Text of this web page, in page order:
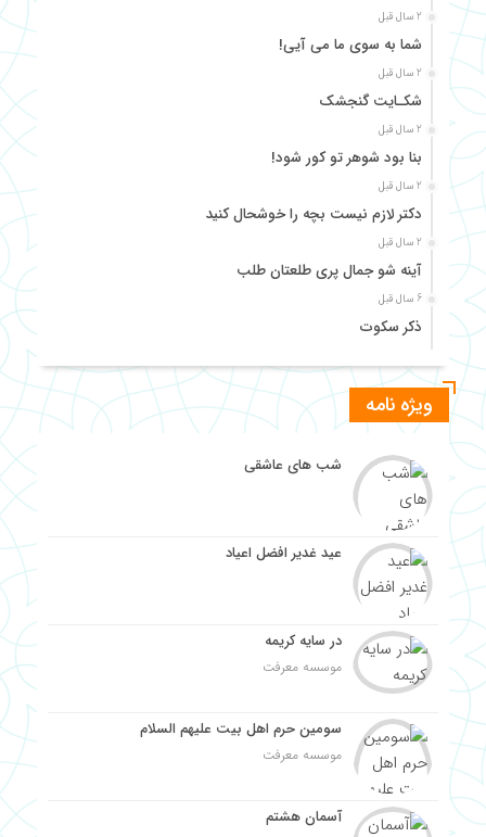
2 سال قبل
شما به سوی ما می آیی!
2 سال قبل
شکـایت گنجشک
2 سال قبل
بنا بود شوهر تو کور شود!
2 سال قبل
دکتر لازم نیست بچه را خوشحال کنید
2 سال قبل
آینه شو جمال پری طلعتان طلب
6 سال قبل
ذکر سکوت
مکاشفه ای آیت الله سید جمال‌الدین گلپایگانی
6 سال قبل
احوالات شیخ ابراهیم شیــرازی
6 سال قبل
صاحب روضات
6 سال قبل
حاج ملّا علی کنی رازی طهرانـــی
ویژه نامه
شب های عاشقی
عید غدیر افضل اعیاد
در سایه کریمه
موسسه معرفت
سومین حرم اهل بیت علیهم السلام
موسسه معرفت
آسمان هشتم